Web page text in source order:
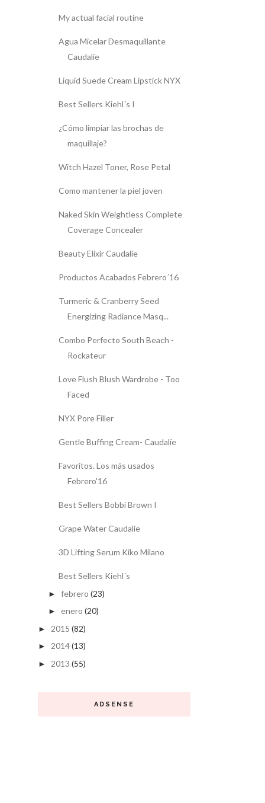
My actual facial routine
Agua Micelar Desmaquillante
Caudalíe
Liquid Suede Cream Lipstick NYX
Best Sellers Kiehl´s I
¿Cómo limpiar las brochas de
maquillaje?
Witch Hazel Toner, Rose Petal
Como mantener la piel joven
Naked Skin Weightless Complete
Coverage Concealer
Beauty Elixir Caudalíe
Productos Acabados Febrero´16
Turmeric & Cranberry Seed
Energizing Radiance Masq...
Combo Perfecto South Beach -
Rockateur
Love Flush Blush Wardrobe - Too
Faced
NYX Pore Filler
Gentle Buffing Cream- Caudalíe
Favoritos. Los más usados
Febrero'16
Best Sellers Bobbi Brown I
Grape Water Caudalíe
3D Lifting Serum Kiko Milano
Best Sellers Kiehl´s
► febrero (23)
► enero (20)
► 2015 (82)
► 2014(13)
► 2013 (55)
ADSENSE